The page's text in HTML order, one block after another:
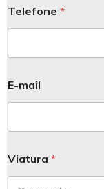
Telefone *
E-mail
Viatura *